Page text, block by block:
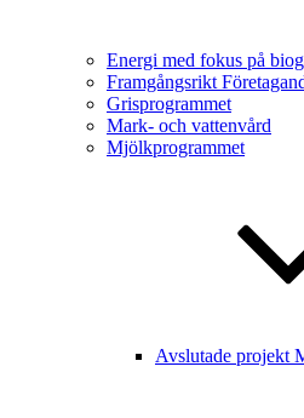
Energi med fokus på
Framgångsrikt
Grisprogrammet
Mark- och vattenvård
Mjölkprogrammet
Avslutade projekt